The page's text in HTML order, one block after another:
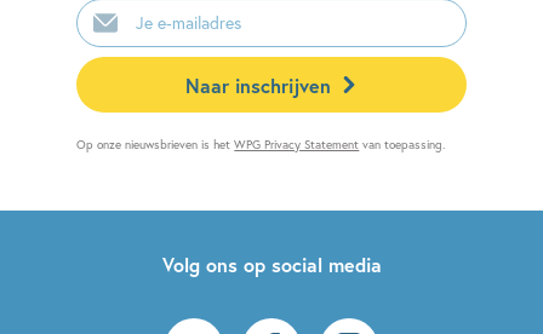
mailadres
Naar inschrijven
Op onze nieuwsbrieven is hetWPG Privacy Statement van toepassing.
Volg ons op social media